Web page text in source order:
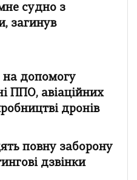
судно з
загинув
на допомогу
ППО, авіаційних
дронів
повну заборону
дзвінки